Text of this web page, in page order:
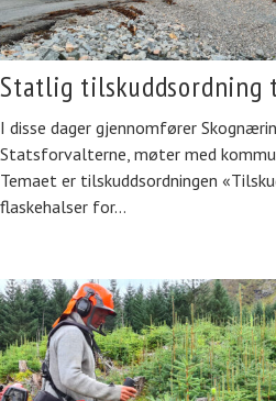
Statlig tilskuddsordning
I disse dager gjennomfører
Statsforvalterne, møter med
Temaet er tilskuddsordningen
flaskehalser for…